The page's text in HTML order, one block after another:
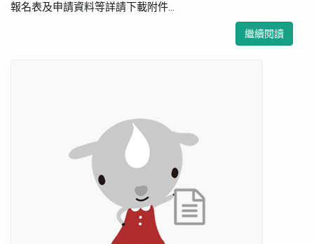
報名表及申請資料等詳請下載附件...
繼續閱讀